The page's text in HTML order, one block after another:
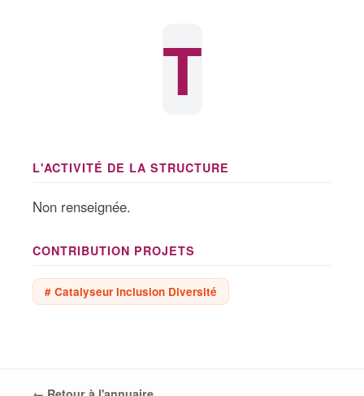
T
L'ACTIVITÉ DE LA STRUCTURE
Non renseignée.
CONTRIBUTION PROJETS
# Catalyseur Inclusion Diversité